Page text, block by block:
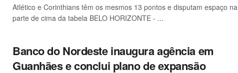
Atlético e Corinthians têm os mesmos 13 pontos e disputam espaço na
parte de cima da tabela BELO HORIZONTE - ...
Banco do Nordeste inaugura agência em
Guanhães e conclui plano de expansão